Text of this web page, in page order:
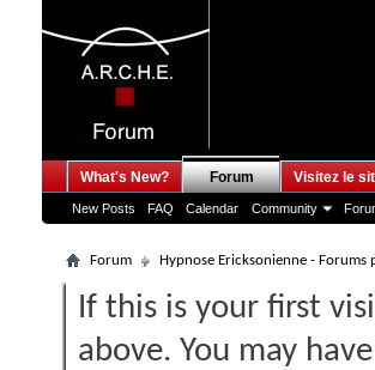
What's New? Forum
New Posts FAQ Calendar Community
Visitez le
Forum Hypnose Ericksonienne - Forums
If this is your first
above. You may